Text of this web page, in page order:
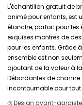
L'échantillon gratuit de
animé pour enfants, est
étanche, parfait pour les
exquises montres de
pour les enfants. Grâce
ensemble est non
ajoutant de la valeur à
Débordantes de
incontournable pour
◎ Design avant-gardiste